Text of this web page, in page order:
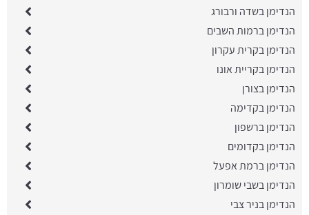
הנדימן בשדה ורבורג
הנדימן ברמות השבים
הנדימן בקרית עקרון
הנדימן בקריית אונו
הנדימן בצורן
הנדימן בקדימה
הנדימן ברשפון
הנדימן בקדומים
הנדימן ברמת אפעל
הנדימן בשבי שומרון
הנדימן בניר צבי